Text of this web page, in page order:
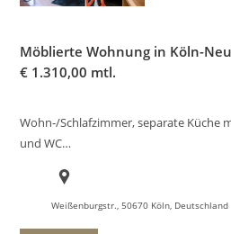
Möblierte Wohnung in Köln-
€ 1.310,00 mtl.
Wohn-/Schlafzimmer, separate Küche
und WC…
Weißenburgstr., 50670 Köln, Deutschland